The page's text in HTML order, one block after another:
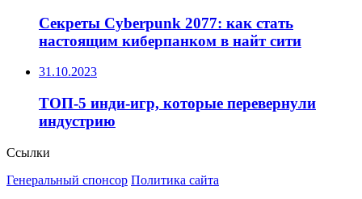
Секреты Cyberpunk 2077: как стать
настоящим киберпанком в найт сити
31.10.2023
ТОП-5 инди-игр, которые перевернули
индустрию
Ссылки
Генеральный спонсор Политика сайта